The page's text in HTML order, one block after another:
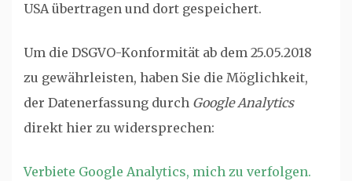
USA übertragen und dort gespeichert.
Um die DSGVO-Konformität ab dem 25.05.2018
zu gewährleisten, haben Sie die Möglichkeit,
der Datenerfassung durch Google Analytics
direkt hier zu widersprechen:
Verbiete Google Analytics, mich zu verfolgen.